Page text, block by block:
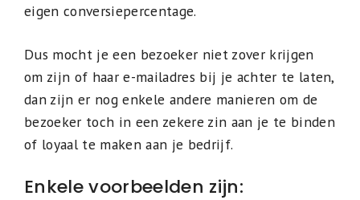
eigen conversiepercentage.
Dus mocht je een bezoeker niet zover krijgen
om zijn of haar e-mailadres bij je achter te laten,
dan zijn er nog enkele andere manieren om de
bezoeker toch in een zekere zin aan je te binden
of loyaal te maken aan je bedrijf.
Enkele voorbeelden zijn: